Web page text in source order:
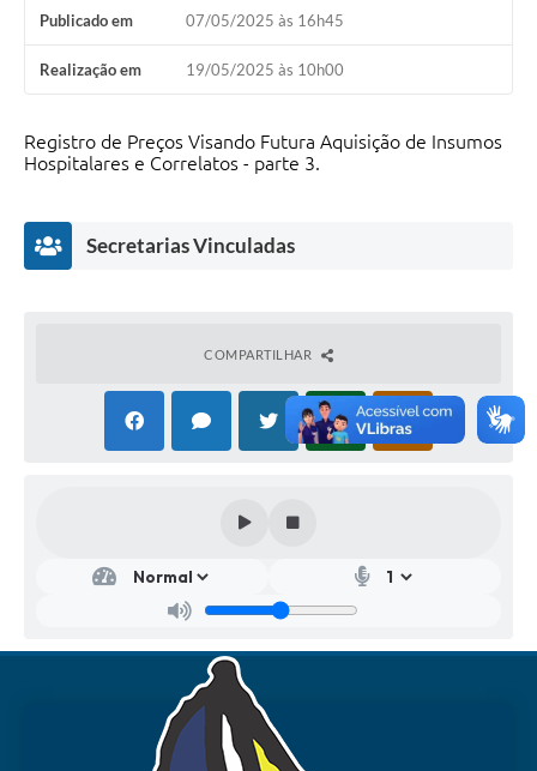
Publicado em 07/05/2025 às 16h45
Realização em 19/05/2025 às 10h00
Registro de Preços Visando Futura Aquisição de Insumos
Hospitalares e Correlatos - parte 3.
Secretarias Vinculadas
etar
COMPARTILHAR